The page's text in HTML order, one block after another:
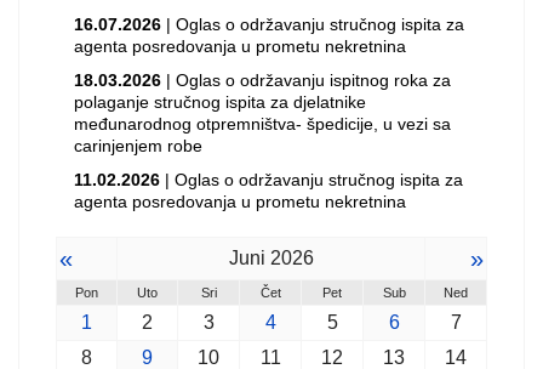
16.07.2026 | Oglas o održavanju stručnog ispita za
agenta posredovanja u prometu nekretnina
18.03.2026 | Oglas o održavanju ispitnog roka za
polaganje stručnog ispita za djelatnike
međunarodnog otpremništva- špedicije, u vezi sa
carinjenjem robe
11.02.2026 | Oglas o održavanju stručnog ispita za
agenta posredovanja u prometu nekretnina
« Juni 2026 »
Pon Uto Sri Čet Pet Sub Ned
1 2 3 4 5 6
7
8
9 10 11 12 13
14